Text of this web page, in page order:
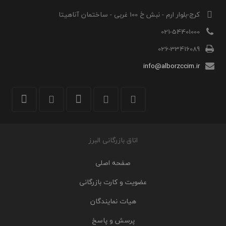
کرج-بلوار ارم - نبش خ 100 غربی - ساختمان آناهیتا
021-54401000
026-33416089
info@alborzccim.ir
اتاق بازرگانی البرز
صفحه اصلی
عضویت و کارت بازرگانی
هیات نمایندگان
پرسش و پاسخ